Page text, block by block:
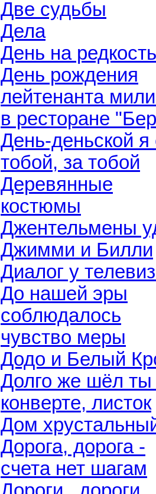
Две судьбы
Дела
День на редкость
День рождения
лейтенанта
в ресторане
День-деньской я
тобой, за тобой
Деревянные
костюмы
Джентельмены
Джимми и Билли
Диалог у
До нашей эры
соблюдалось
чувство меры
Додо и Белый
Долго же шёл ты
конверте, листок
Дом
Дорога, дорога -
счета нет шагам